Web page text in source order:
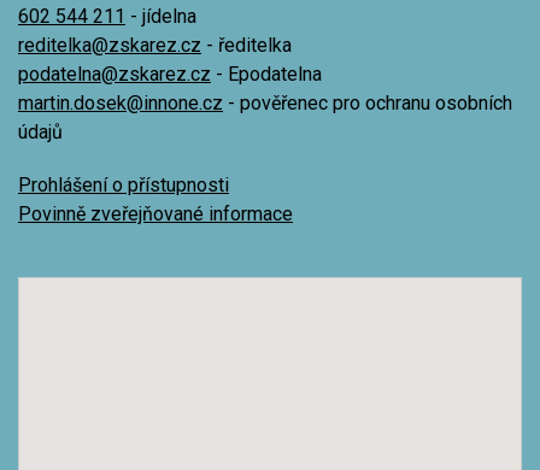
602 544 211 - jídelna
reditelka@zskarez.cz - ředitelka
podatelna@zskarez.cz - Epodatelna
martin.dosek@innone.cz - pověřenec pro ochranu osobních
údajů
Prohlášení o přístupnosti
Povinně zveřejňované informace